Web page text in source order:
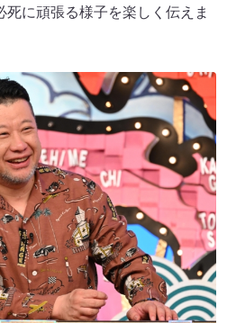
死に頑張る様子を楽しく伝えま